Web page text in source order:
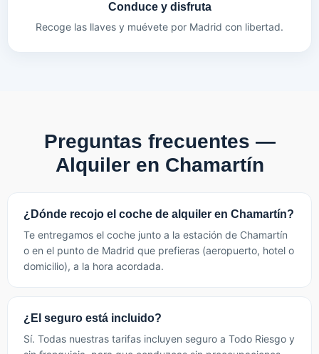
Conduce y disfruta
Recoge las llaves y muévete por Madrid con libertad.
Preguntas frecuentes —
Alquiler en Chamartín
¿Dónde recojo el coche de alquiler en Chamartín?
Te entregamos el coche junto a la estación de Chamartín
o en el punto de Madrid que prefieras (aeropuerto, hotel o
domicilio), a la hora acordada.
¿El seguro está incluido?
Sí. Todas nuestras tarifas incluyen seguro a Todo Riesgo y